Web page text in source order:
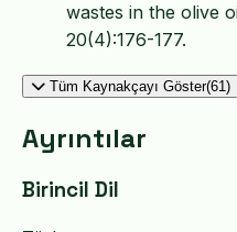
wastes in the olive
20(4):176-177.
Tüm Kaynakçayı Göster(61)
Ayrıntılar
Birincil Dil